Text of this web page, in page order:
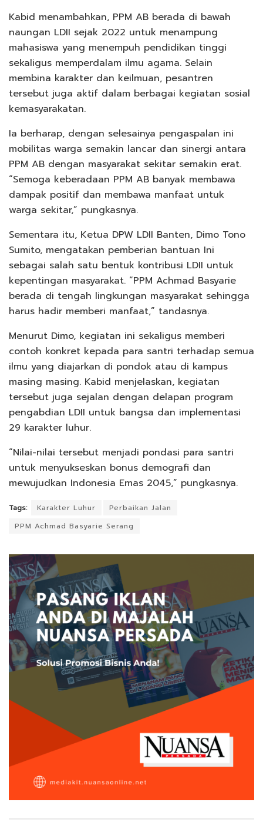
Kabid menambahkan, PPM AB berada di bawah
naungan LDII sejak 2022 untuk menampung
mahasiswa yang menempuh pendidikan tinggi
sekaligus memperdalam ilmu agama. Selain
membina karakter dan keilmuan, pesantren
tersebut juga aktif dalam berbagai kegiatan sosial
kemasyarakatan.
Ia berharap, dengan selesainya pengaspalan ini
mobilitas warga semakin lancar dan sinergi antara
PPM AB dengan masyarakat sekitar semakin erat.
“Semoga keberadaan PPM AB banyak membawa
dampak positif dan membawa manfaat untuk
warga sekitar,” pungkasnya.
Sementara itu, Ketua DPW LDII Banten, Dimo Tono
Sumito, mengatakan pemberian bantuan Ini
sebagai salah satu bentuk kontribusi LDII untuk
kepentingan masyarakat. “PPM Achmad Basyarie
berada di tengah lingkungan masyarakat sehingga
harus hadir memberi manfaat,” tandasnya.
Menurut Dimo, kegiatan ini sekaligus memberi
contoh konkret kepada para santri terhadap semua
ilmu yang diajarkan di pondok atau di kampus
masing masing. Kabid menjelaskan, kegiatan
tersebut juga sejalan dengan delapan program
pengabdian LDII untuk bangsa dan implementasi
29 karakter luhur.
“Nilai-nilai tersebut menjadi pondasi para santri
untuk menyukseskan bonus demografi dan
mewujudkan Indonesia Emas 2045,” pungkasnya.
Tags: Karakter Luhur
Perbaikan Jalan
PPM Achmad Basyarie Serang